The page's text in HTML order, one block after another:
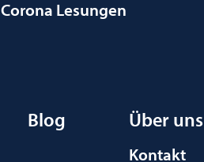
Corona Lesungen
Blog Über uns
Kontakt